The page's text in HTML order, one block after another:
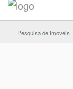
Pesquisa de Imóveis